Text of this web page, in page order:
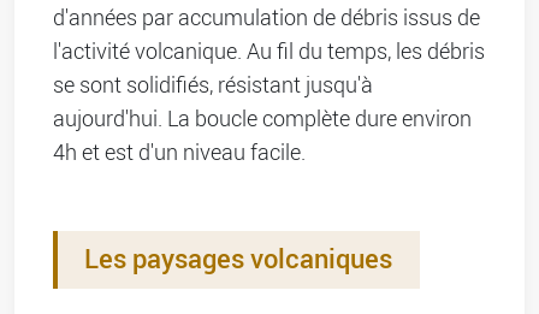
d'années par accumulation de débris issus de
l'activité volcanique. Au fil du temps, les débris
se sont solidifiés, résistant jusqu'à
aujourd'hui. La boucle complète dure environ
4h et est d'un niveau facile.
Les paysages volcaniques